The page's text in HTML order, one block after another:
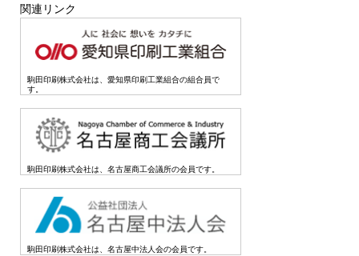
関連リンク
駒田印刷株式会社は、愛知県印刷工業組合の組合員で
す。
駒田印刷株式会社は、名古屋商工会議所の会員です。
駒田印刷株式会社は、名古屋中法人会の会員です。